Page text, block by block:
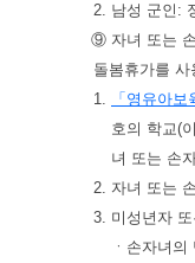
2. 남성 군인:
⑨ 자녀 또는
돌봄휴가를
1.
「영유아보
호의 학교(
녀 또는 손
2. 자녀 또는
3. 미성년자
ㆍ손자녀